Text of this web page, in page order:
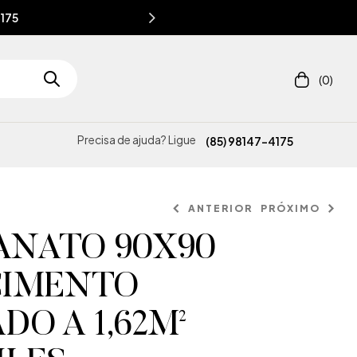
(0)
Precisa de ajuda? Ligue (85) 98147-4175
ANTERIOR PRÓXIMO
90X90
A 1,62M²